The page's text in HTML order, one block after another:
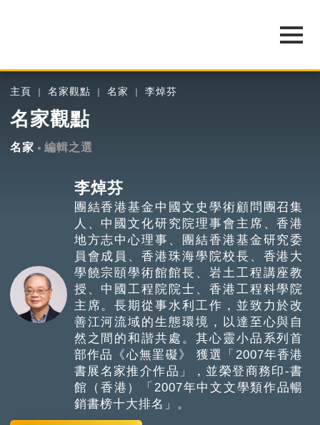
主頁 名家觀點 名家 李焯芬
名家觀點
名家 編輯之選
李焯芬
團結香港基金中國文史學術顧問團召集
人、中國文化研究院理事會主席、香港
地方志中心理事、團結香港基金研究委
員會成員、香港珠海學院校長、香港大
學饒宗頤學術館館長、岩土工程講座教
授、中國工程院院士、香港工程科學院
主席。長期從事水利工作，並致力於改
善江河流域的生態環境，以達至心與自
然之間的和諧共處。其心靈小品系列首
部作品《心無罣礙》 獲選「2007年香港
書展名家推介作品」，並榮登商務印-書
館（香港）「2007年中文文學類作品暢
銷書榜十大排名」。